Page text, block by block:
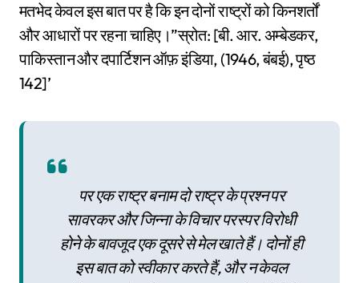
मतभेद केवल इस बात पर है कि इन दोनों राष्ट्रों को किनशर्तों
और आधारों पर रहना चाहिए।”स्रोत: [बी. आर. अम्बेडकर,
पाकिस्तान और दपार्टिशन ऑफ़ इंडिया, (1946, बंबई), पृष्ठ
142]’
पर एक राष्ट्र बनाम दो राष्ट्र के प्रश्न पर
सावरकर और जिन्ना के विचार परस्पर विरोधी
होने के बावजूद एक दूसरे से मेल खाते हैं। दोनों ही
इस बात को स्वीकार करते हैं, और न केवल